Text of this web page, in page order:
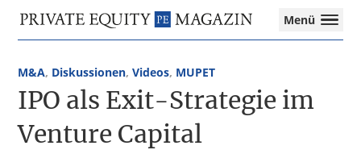
Hauptnavigation
Inhalt
Private
Equity
Das
für
die
Private
Equity-
Branche
Menü
IPO als Exit-Strategie im
Venture Capital
M&A, Diskussionen,Videos, MUPET